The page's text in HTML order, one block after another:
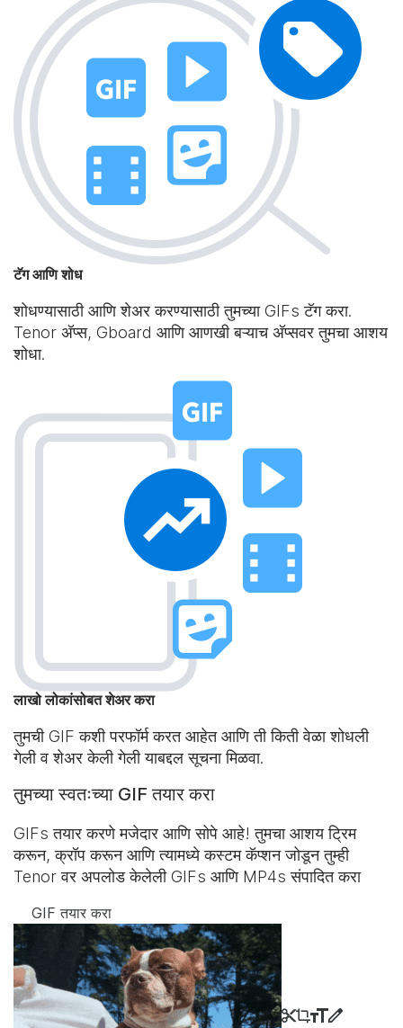
टॅग आणि शोध
शोधण्यासाठी आणि शेअर करण्यासाठी तुमच्या GIFs टॅग करा.
Tenor अ‍ॅप्स, Gboard आणि आणखी बऱ्याच अ‍ॅप्सवर तुमचा आशय
शोधा.
लाखो लोकांसोबत शेअर करा
तुमची GIF कशी परफॉर्म करत आहेत आणि ती किती वेळा शोधली
गेली व शेअर केली गेली याबद्दल सूचना मिळवा.
तुमच्या स्वतःच्या GIF तयार करा
GIFs तयार करणे मजेदार आणि सोपे आहे! तुमचा आशय ट्रिम
करून, क्रॉप करून आणि त्यामध्ये कस्टम कॅप्शन जोडून तुम्ही
Tenor वर अपलोड केलेली GIFs आणि MP4s संपादित करा
GIF तयार करा